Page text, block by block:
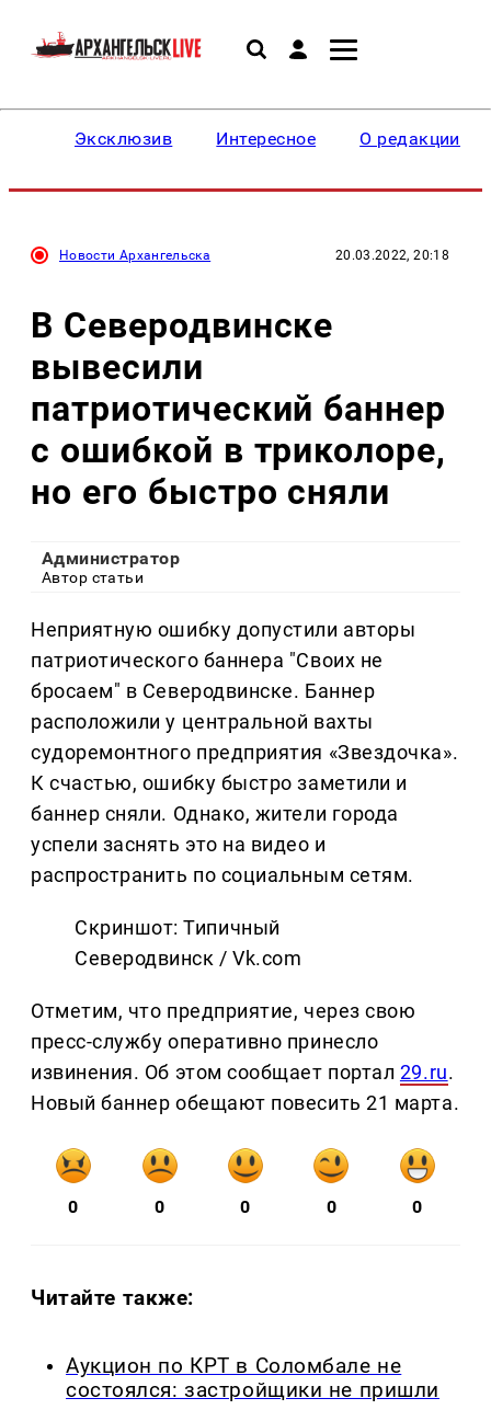
Эксклюзив Интересное О редакции
Новости Архангельска 20.03.2022, 20:18
В Северодвинске
вывесили
патриотический баннер
с ошибкой в триколоре,
но его быстро сняли
Администратор
Автор статьи
Неприятную ошибку допустили авторы
патриотического баннера "Своих не
бросаем" в Северодвинске. Баннер
расположили у центральной вахты
судоремонтного предприятия «Звездочка».
К счастью, ошибку быстро заметили и
баннер сняли. Однако, жители города
успели заснять это на видео и
распространить по социальным сетям.
Скриншот: Типичный
Северодвинск / Vk.com
Отметим, что предприятие, через свою
пресс-службу оперативно принесло
извинения. Об этом сообщает портал 29.ru.
Новый баннер обещают повесить 21 марта.
0 0 0 0 0
Читайте также:
Аукцион по КРТ в Соломбале не
состоялся: застройщики не пришли